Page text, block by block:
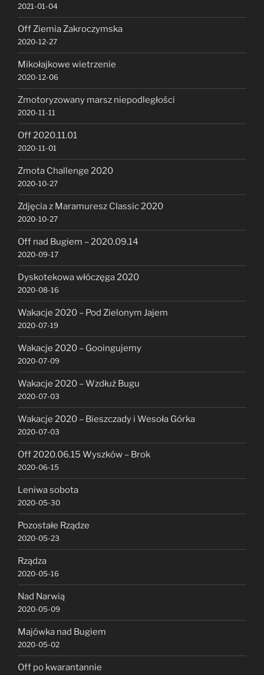
2021-01-04
Off Ziemia Zakroczymska
2020-12-27
Mikołajkowe wietrzenie
2020-12-06
Zmotoryzowany marsz niepodległości
2020-11-11
Off 2020.11.01
2020-11-01
Zmota Challenge 2020
2020-10-27
Zdjęcia z Maramuresz Classic 2020
2020-10-27
Off nad Bugiem – 2020.09.14
2020-09-17
Dyskotekowa włóczęga 2020
2020-08-16
Wakacje 2020 – Pod Zielonym Jajem
2020-07-19
Wakacje 2020 – Gooingujemy
2020-07-09
Wakacje 2020 – Wzdłuż Bugu
2020-07-03
Wakacje 2020 – Bieszczady i Wesoła Górka
2020-07-03
Off 2020.06.15 Wyszków – Brok
2020-06-15
Leniwa sobota
2020-05-30
Pozostałe Rządze
2020-05-23
Rządza
2020-05-16
Nad Narwią
2020-05-09
Majówka nad Bugiem
2020-05-02
Off po kwarantannie